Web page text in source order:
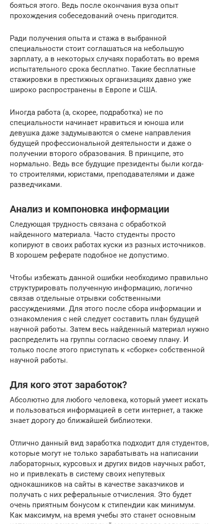
бояться этого. Ведь после окончания вуза опыт
прохождения собеседований очень пригодится.
Ради получения опыта и стажа в выбранной
специальности стоит соглашаться на небольшую
зарплату, а в некоторых случаях поработать во время
испытательного срока бесплатно. Такие бесплатные
стажировки в престижных организациях давно уже
широко распространены в Европе и США.
Иногда работа (а, скорее, подработка) не по
специальности начинает нравиться и юноша или
девушка даже задумываются о смене направления
будущей профессиональной деятельности и даже о
получении второго образования. В принципе, это
нормально. Ведь все будущие президенты были когда-
то строителями, юристами, преподавателями и даже
разведчиками.
Анализ и компоновка информации
Следующая трудность связана с обработкой
найденного материала. Часто студенты просто
копируют в своих работах куски из разных источников.
В хорошем реферате подобное не допустимо.
Чтобы избежать данной ошибки необходимо правильно
структурировать полученную информацию, логично
связав отдельные отрывки собственными
рассуждениями. Для этого после сбора информации и
ознакомления с ней следует составить план будущей
научной работы. Затем весь найденный материал нужно
распределить на группы согласно своему плану. И
только после этого приступать к «сборке» собственной
научной работы.
Для кого этот заработок?
Абсолютно для любого человека, который умеет искать
и пользоваться информацией в сети интернет, а также
знает дорогу до ближайшей библиотеки.
Отлично данный вид заработка подходит для студентов,
которые могут не только зарабатывать на написании
лабораторных, курсовых и других видов научных работ,
но и привлекать в систему своих непутевых
однокашников на сайты в качестве заказчиков и
получать с них реферальные отчисления. Это будет
очень приятным бонусом к стипендии как минимум.
Как максимум, на время учебы это станет основным